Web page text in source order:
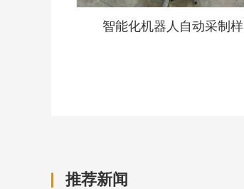
智能化机器人自动采制样
推荐新闻